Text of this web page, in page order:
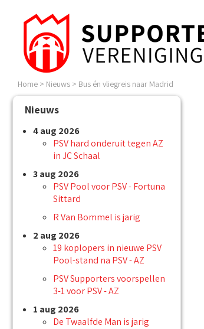
Home > Nieuws > Bus én vliegreis naar Madrid
Nieuws
4 aug 2026
PSV hard onderuit tegen AZ
in JC Schaal
3 aug 2026
PSV Pool voor PSV - Fortuna
Sittard
R Van Bommel is jarig
2 aug 2026
19 koplopers in nieuwe PSV
Pool-stand na PSV - AZ
PSV Supporters voorspellen
3-1 voor PSV - AZ
1 aug 2026
De Twaalfde Man is jarig